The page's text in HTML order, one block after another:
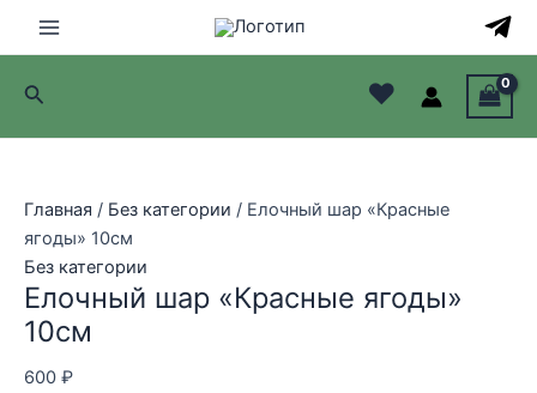
Main
Menu
Поиск ♥
Главная / Без категории / Елочный шар «Красные
ягоды» 10см
Без категории
Елочный шар «Красные ягоды»
10см
600 ₽